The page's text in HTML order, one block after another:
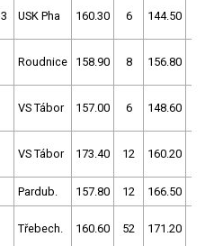
3 USK Pha 160.30 6 144.50
Roudnice 158.90 8 156.80
VS Tábor 157.00 6 148.60
VS Tábor 173.40 12 160.20
Pardub. 157.80 12 166.50
Třebech. 160.60 52 171.20